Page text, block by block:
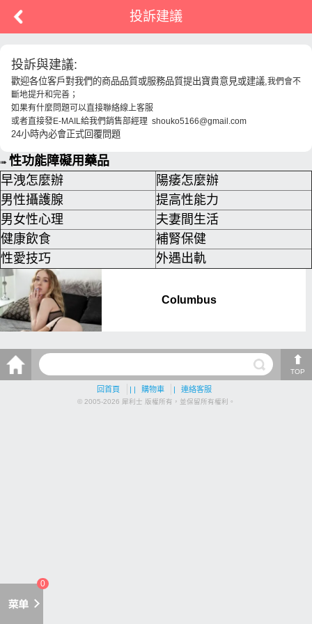
投訴建議
投訴與建議:
歡迎各位客戶對我們的商品品質或服務品質提出寶貴意見或建議,我們會不
斷地提升和完善；
如果有什麼問題可以直接聯絡線上客服
或者直接發E-MAIL給我們銷售部經理 shouko5166@gmail.com
24小時內必會正式回覆問題
➠ 性功能障礙用藥品
早洩怎麼辦
陽痿怎麼辦
男性攝護腺
提高性能力
男女性心理
夫妻間生活
健康飲食
補腎保健
性愛技巧
外遇出軌
TOP
回首頁 | | 購物車 | 連絡客服
© 2005-2026 犀利士 版權所有，並保留所有權利。
0